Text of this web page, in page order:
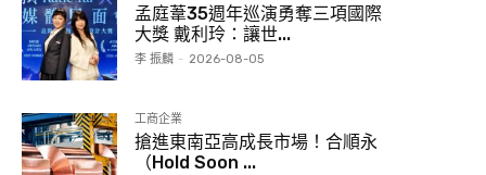
孟庭葦35週年巡演勇奪三項國際
大獎 戴利玲：讓世...
李 振麟 - 2026-08-05
工商企業
搶進東南亞高成長市場！合順永
（Hold Soon ...